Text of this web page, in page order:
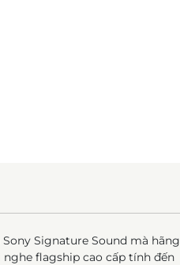
Signature Sound mà hãng
nghe flagship cao cấp tính đến